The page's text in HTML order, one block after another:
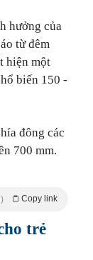
hưởng của
từ đêm
hiện một
biến 150 -
đông các
700 mm.
Copy link
trẻ